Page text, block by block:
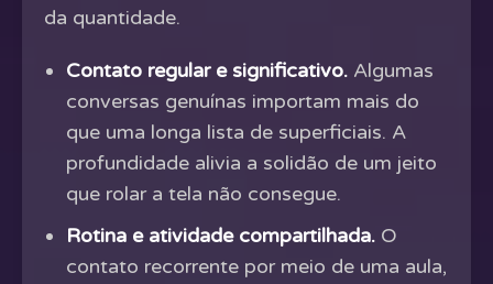
da quantidade.
Contato regular e significativo. Algumas
conversas genuínas importam mais do
que uma longa lista de superficiais. A
profundidade alivia a solidão de um jeito
que rolar a tela não consegue.
Rotina e atividade compartilhada. O
contato recorrente por meio de uma aula,